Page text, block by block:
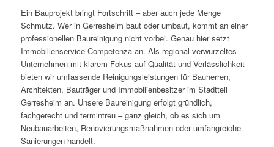
Ein Bauprojekt bringt Fortschritt – aber auch jede Menge
Schmutz. Wer in Gerresheim baut oder umbaut, kommt an einer
professionellen Baureinigung nicht vorbei. Genau hier setzt
Immobilienservice Competenza an. Als regional verwurzeltes
Unternehmen mit klarem Fokus auf Qualität und Verlässlichkeit
bieten wir umfassende Reinigungsleistungen für Bauherren,
Architekten, Bauträger und Immobilienbesitzer im Stadtteil
Gerresheim an. Unsere Baureinigung erfolgt gründlich,
fachgerecht und termintreu – ganz gleich, ob es sich um
Neubauarbeiten, Renovierungsmaßnahmen oder umfangreiche
Sanierungen handelt.